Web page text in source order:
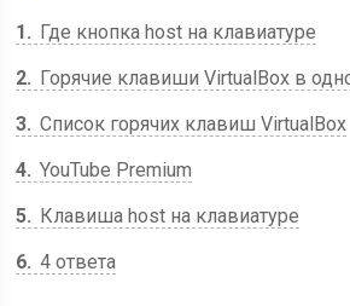
1
Где кнопка host на клавиатуре
2
Горячие клавиши VirtualBox в
3 Список горячих клавиш VirtualBox
4 YouTube Premium
5
Клавиша host на клавиатуре
6 4 ответа